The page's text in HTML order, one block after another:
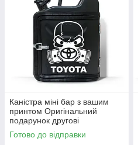
Каністра міні бар з вашим
принтом Оригінальний
подарунок другові
автовласнику автолюбителю
для гаража
Готово до відправки